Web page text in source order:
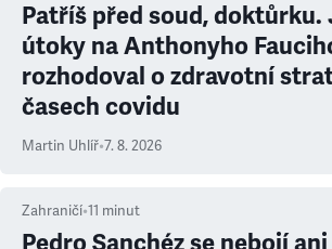
Patříš před soud, doktůrku.
útoky na Anthonyho
rozhodoval o zdravotní
časech covidu
Martin Uhlíř•7. 8. 2026
Zahraničí•11 minut
Pedro Sanchéz se nebojí